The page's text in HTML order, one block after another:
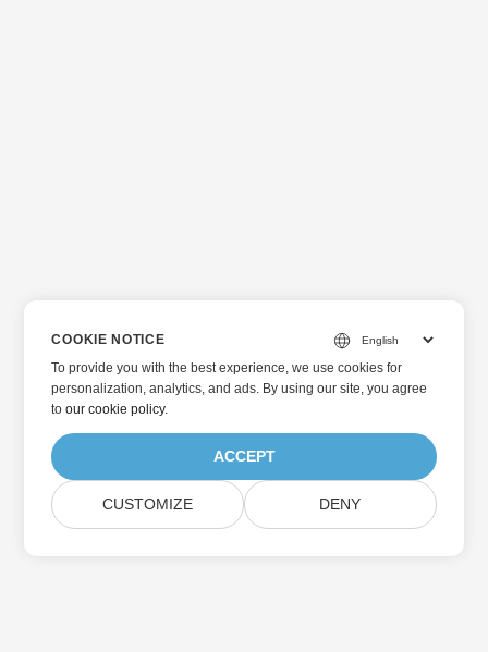
COOKIE NOTICE
To provide you with the best experience, we use cookies for
personalization, analytics, and ads. By using our site, you agree
toour cookie policy.
ACCEPT
CUSTOMIZE DENY